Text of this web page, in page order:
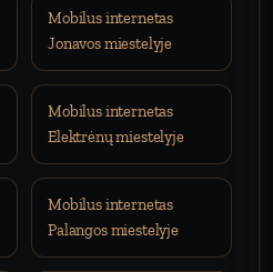
Mobilus internetas
Jonavos miestelyje
Mobilus internetas
Elektrėnų miestelyje
Mobilus internetas
Palangos miestelyje